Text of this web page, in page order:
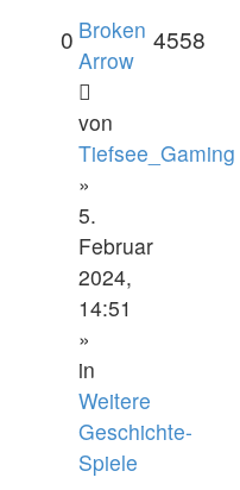
Broken
Arrow
von
Tiefsee_Gaming
»
5.
Februar
2024,
14:51
»
in
Weitere
Geschichte-
Spiele
0 4558